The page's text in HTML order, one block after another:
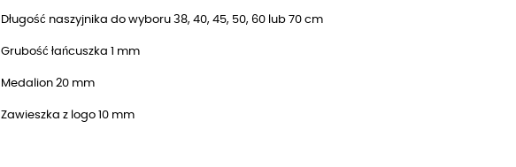
Długość naszyjnika do wyboru 38, 40, 45, 50, 60 lub 70 cm
Grubość łańcuszka 1 mm
Medalion 20 mm
Zawieszka z logo 10 mm